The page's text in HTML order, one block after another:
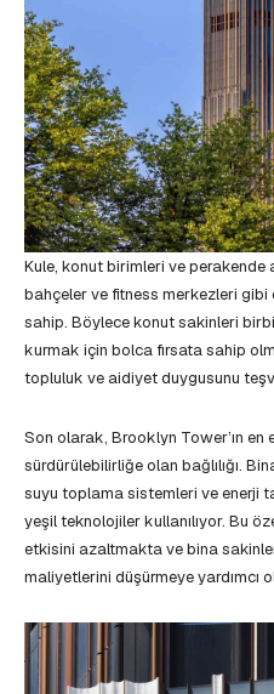
Kule, konut birimleri ve perakende
bahçeler ve fitness merkezleri
sahip. Böylece konut sakinleri
kurmak için bolca fırsata sahip
topluluk ve aidiyet duygusunu
Son olarak, Brooklyn Tower’ın
sürdürülebilirliğe olan bağlılığı.
suyu toplama sistemleri ve enerji
yeşil teknolojiler kullanılıyor. Bu
etkisini azaltmakta ve bina
maliyetlerini düşürmeye yardımcı